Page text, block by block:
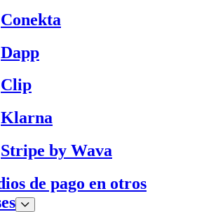
Conekta
Dapp
Clip
Klarna
Stripe by Wava
de pago en otros